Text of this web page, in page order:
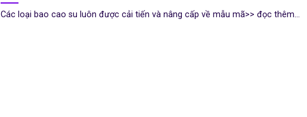
Các loại bao cao su luôn được cải tiến và nâng cấp về mẫu mã>> đọc thêm...